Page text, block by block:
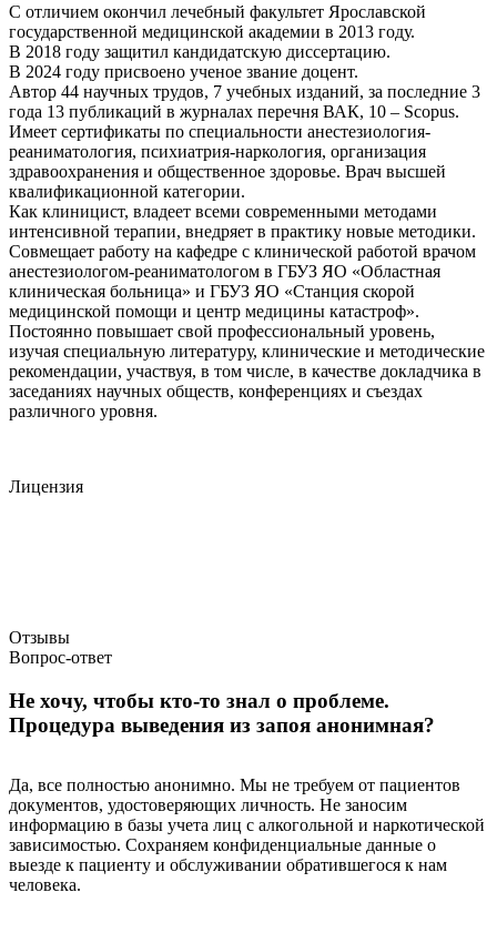
С отличием окончил лечебный факультет Ярославской
государственной медицинской академии в 2013 году.
В 2018 году защитил кандидатскую диссертацию.
В 2024 году присвоено ученое звание доцент.
Автор 44 научных трудов, 7 учебных изданий, за последние 3
года 13 публикаций в журналах перечня ВАК, 10 – Scopus.
Имеет сертификаты по специальности анестезиология-
реаниматология, психиатрия-наркология, организация
здравоохранения и общественное здоровье. Врач высшей
квалификационной категории.
Как клиницист, владеет всеми современными методами
интенсивной терапии, внедряет в практику новые методики.
Совмещает работу на кафедре с клинической работой врачом
анестезиологом-реаниматологом в ГБУЗ ЯО «Областная
клиническая больница» и ГБУЗ ЯО «Станция скорой
медицинской помощи и центр медицины катастроф».
Постоянно повышает свой профессиональный уровень,
изучая специальную литературу, клинические и методические
рекомендации, участвуя, в том числе, в качестве докладчика в
заседаниях научных обществ, конференциях и съездах
различного уровня.
Лицензия
Отзывы
Вопрос-ответ
Не хочу, чтобы кто-то знал о проблеме.
Процедура выведения из запоя анонимная?
Да, все полностью анонимно. Мы не требуем от пациентов
документов, удостоверяющих личность. Не заносим
информацию в базы учета лиц с алкогольной и наркотической
зависимостью. Сохраняем конфиденциальные данные о
выезде к пациенту и обслуживании обратившегося к нам
человека.